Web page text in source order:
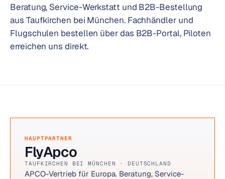
Beratung, Service-Werkstatt und B2B-Bestellung
aus Taufkirchen bei München. Fachhändler und
Flugschulen bestellen über das B2B-Portal, Piloten
erreichen uns direkt.
HAUPTPARTNER
FlyApco
TAUFKIRCHEN BEI MÜNCHEN · DEUTSCHLAND
APCO-Vertrieb für Europa. Beratung, Service-